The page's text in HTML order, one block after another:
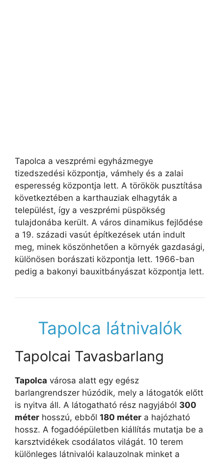
Tapolca a veszprémi egyházmegye
tizedszedési központja, vámhely és a zalai
esperesség központja lett. A törökök pusztítása
következtében a karthauziak elhagyták a
települést, így a veszprémi püspökség
tulajdonába került. A város dinamikus fejlődése
a 19. századi vasút építkezések után indult
meg, minek köszönhetően a környék gazdasági,
különösen borászati központja lett. 1966-ban
pedig a bakonyi bauxitbányászat központja lett.
Tapolca látnivalók
Tapolcai Tavasbarlang
Tapolca városa alatt egy egész
barlangrendszer húzódik, mely a látogatók előtt
is nyitva áll. A látogatható rész nagyjából 300
méter hosszú, ebből 180 méter a hajózható
hossz. A fogadóépületben kiállítás mutatja be a
karsztvidékek csodálatos világát. 10 terem
különleges látnivalói kalauzolnak minket a